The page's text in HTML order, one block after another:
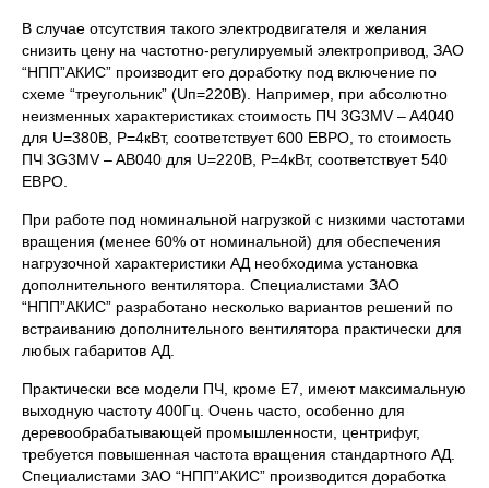
В случае отсутствия такого электродвигателя и желания
снизить цену на частотно-регулируемый электропривод, ЗАО
“НПП”АКИС” производит его доработку под включение по
схеме “треугольник” (Uп=220В). Например, при абсолютно
неизменных характеристиках стоимость ПЧ 3G3MV – A4040
для U=380В, P=4кВт, соответствует 600 ЕВРО, то стоимость
ПЧ 3G3MV – AВ040 для U=220В, P=4кВт, соответствует 540
ЕВРО.
При работе под номинальной нагрузкой с низкими частотами
вращения (менее 60% от номинальной) для обеспечения
нагрузочной характеристики АД необходима установка
дополнительного вентилятора. Специалистами ЗАО
“НПП”АКИС” разработано несколько вариантов решений по
встраиванию дополнительного вентилятора практически для
любых габаритов АД.
Практически все модели ПЧ, кроме E7, имеют максимальную
выходную частоту 400Гц. Очень часто, особенно для
деревообрабатывающей промышленности, центрифуг,
требуется повышенная частота вращения стандартного АД.
Специалистами ЗАО “НПП”АКИС” производится доработка